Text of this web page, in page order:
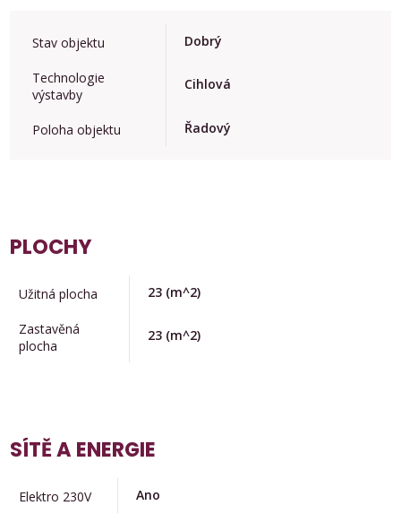
Stav objektu Dobrý
Technologie
výstavby
Cihlová
Poloha objektu Řadový
PLOCHY
Užitná plocha 23 (m^2)
Zastavěná
plocha
23 (m^2)
SÍTĚ A ENERGIE
Elektro 230V Ano